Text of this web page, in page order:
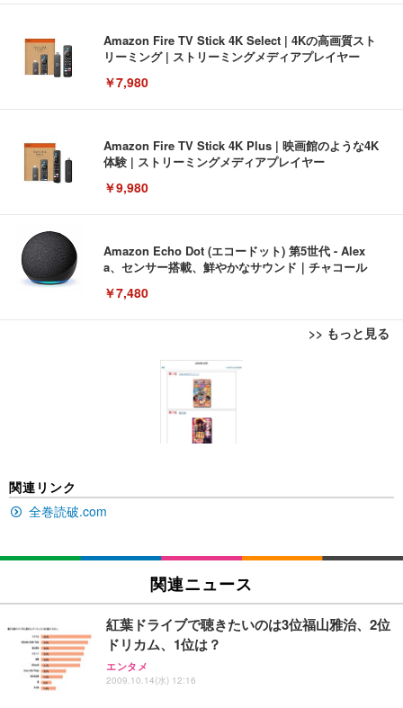
Amazon Fire TV Stick 4K Select | 4Kの高画質スト
リーミング | ストリーミングメディアプレイヤー
￥7,980
Amazon Fire TV Stick 4K Plus | 映画館のような4K
体験 | ストリーミングメディアプレイヤー
￥9,980
Amazon Echo Dot (エコードット) 第5世代 - Alex
a、センサー搭載、鮮やかなサウンド｜チャコール
￥7,480
>> もっと見る
[EdoErgo] オフィスチェア 椅子 テレワーク 疲れな
い 跳ね上げ式アームレスト コンパクト 約105度ロッ
キング pc 事務椅子 360度回転 座面昇降 強化ナイロ
ン樹脂ベース 通気性メッシュ 在宅ワーク H-WY01
(黒網+黒枠+黒足)
ュチェア 人間工学 疲れない ブラック
Sezlife オフィスチェア デスクチェア 疲れない テレ
ワーク チェア 強化バックレスト 30度ロッキング機
レスト 3Dヘッドレスト ハンガー付き 高反発クッシ
ョン PCチェア 通気性メッシュ ゲーミング/勉強/事
務用 おしゃれ パソコンチェア (ブラック)
￥7,680
Sezlife オフィスチェア デスクチェア 疲れない テレ
EIZO ビジネス向けプレミアムモニター | FlexScan
EV3240X-WT | 31.5型4K UHD・USB Type-C・ホワ
イト
【純正品】27"ゲーミングモニター DualSense 充電
フック付き（CFI-ZDM1J）
￥49,979
【整備済み品】Dell E2724HS 27インチ 液晶モニタ
Amazonベーシック ペットシーツ 薄型 レギュラー 1
回使い捨て 無香料 ホワイト 300枚
x2袋(84枚) ホワイト(吸収面:ライトブルー)
ネオ・ルーライフ ネオ・オムツ L 中型犬用 26枚入
り 単品
￥1,800
Smart Basic(スマートベーシック) 【Amazon.co.jp
関連リンク
全巻読破.com
関連ニュース
紅葉ドライブで聴きたいのは3位福山雅治、2位
ドリカム、1位は？
エンタメ
2009.10.14(水) 12:16